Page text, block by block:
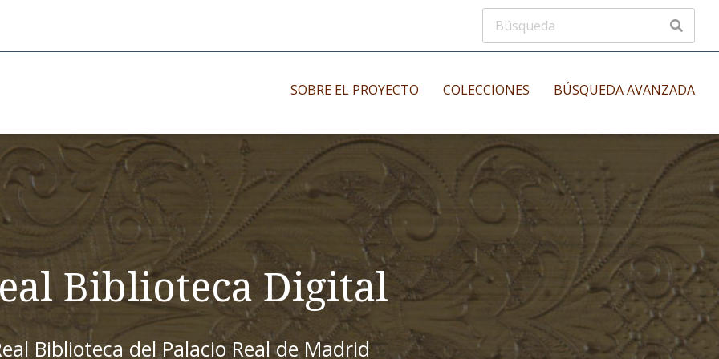
SOBRE EL PROYECTO COLECCIONES
Impresos antiguos
Impresos modernos
Impresos menores
Manuscritos musicales
Incunables
BÚSQUEDA AVANZADA
Biblioteca Digital
Biblioteca del Palacio Real de Madrid